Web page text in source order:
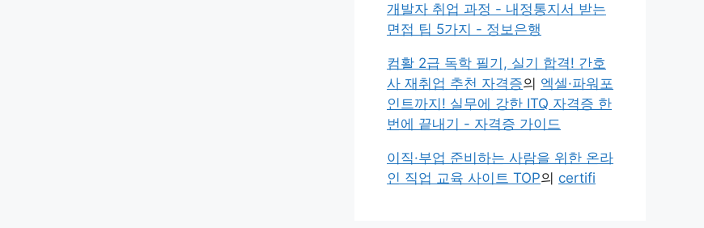
개발자 취업 과정 - 내정통지서 받는
면접 팁 5가지 - 정보은행
컴활 2급 독학 필기, 실기 합격! 간호
사 재취업 추천 자격증의 엑셀·파워포
인트까지! 실무에 강한 ITQ 자격증 한
번에 끝내기 - 자격증 가이드
이직·부업 준비하는 사람을 위한 온라
인 직업 교육 사이트 TOP의 certifi